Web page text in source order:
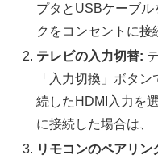
プタとUSBケーブ
クをコンセントに接
テレビの入力切替:
「入力切換」ボタ
続したHDMI入力を
に接続した場合は、
リモコンのペアリン